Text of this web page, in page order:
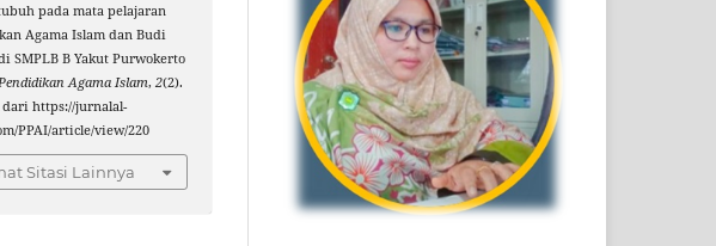
pada mata pelajaran
Agama Islam dan Budi
SMPLB B Yakut Purwokerto
Agama Islam,2(2).
https://jurnalal-
PPAI/article/view/220
Sitasi Lainnya